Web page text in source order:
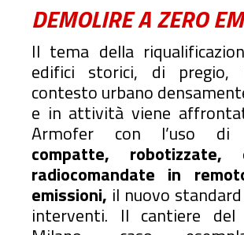
DEMOLIRE A ZERO
Il tema della
edifici storici, di pregio,
contesto urbano
e in attività viene
Armofer con l’uso di
compatte, robotizzate,
radiocomandate in
emissioni, il nuovo
interventi. Il cantiere